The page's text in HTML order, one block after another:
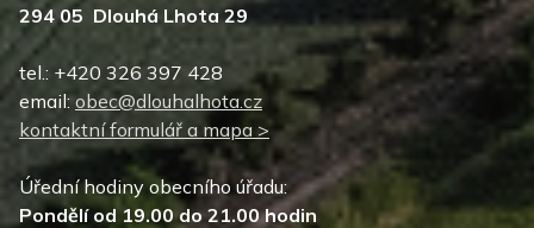
294 05 Dlouhá Lhota 29
tel.: +420 326 397 428
email:obec@dlouhalhota.cz
kontaktní formulář a mapa >
Úřední hodiny obecního úřadu:
Pondělí od 19.00 do 21.00 hodin